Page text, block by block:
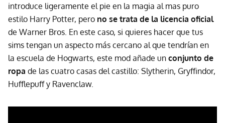
introduce ligeramente el pie en la magia al mas puro
estilo Harry Potter, pero no se trata de la licencia oficial
de Warner Bros. En este caso, si quieres hacer que tus
sims tengan un aspecto más cercano al que tendrían en
la escuela de Hogwarts, este mod añade un conjunto de
ropa de las cuatro casas del castillo: Slytherin, Gryffindor,
Hufflepuff y Ravenclaw.